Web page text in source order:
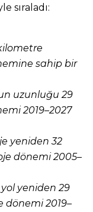
sıraladı:
kilometre
sahip bir
uzunluğu 29
2019–2027
yeniden 32
dönemi 2005–
yol yeniden 29
dönemi 2019–